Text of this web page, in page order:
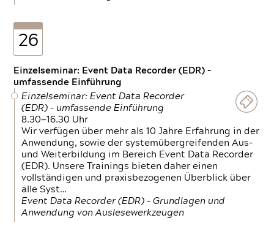
26
Einzelseminar: Event Data Recorder (EDR) –
umfassende Einführung
Einzelseminar: Event Data Recorder
(EDR) – umfassende Einführung
8.30—16.30 Uhr
Wir verfügen über mehr als 10 Jahre Erfahrung in der
Anwendung, sowie der systemübergreifenden Aus-
und Weiterbildung im Bereich Event Data Recorder
(EDR). Unsere Trainings bieten daher einen
vollständigen und praxisbezogenen Überblick über
alle Syst…
Event Data Recorder (EDR) – Grundlagen und
Anwendung von Auslesewerkzeugen